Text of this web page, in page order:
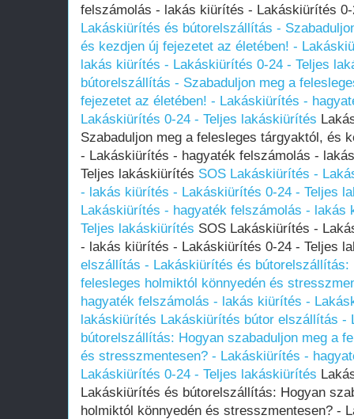
felszámolás - lakás kiürítés - Lakáskiürítés
Lakáskiürítés és bútorelszállítás -
és kezdjen új fejezetet az életében! -
lakás kiürítés - Lakáskiürítés 0-24 - Teljes
bútorelszállítás - Szabaduljon meg a
fejezetet az életében! - Lakáskiürítés -
Lakáskiürítés 0-24 - Teljes lakáskiürítés
Szabaduljon meg a felesleges tárgyaktól, és
- Lakáskiürítés - hagyaték felszámolás -
Teljes lakáskiürítés SOS Lakáskiürítés -
- lakás kiürítés - Lakáskiürítés 0-24 - Teljes
Lakáskiürítés - hagyaték felszámolás -
Teljes lakáskiürítés SOS Lakáskiürítés -
- lakás kiürítés - Lakáskiürítés 0-24 - Teljes
elszállítás - Lakáskiürítés és bútorelszállítás:
felesleges holmiktól könnyedén és
hagyaték felszámolás - lakás kiürítés -
lakáskiürítés Lakáskiürítés bútor elszállítás -
bútorelszállítás: Hogyan szabaduljon meg a
és stresszmentesen? - Lakáskiürítés -
Lakáskiürítés 0-24 - Teljes lakáskiürítés
Lakáskiürítés és bútorelszállítás: Hogyan
holmiktól könnyedén és stresszmentesen? -